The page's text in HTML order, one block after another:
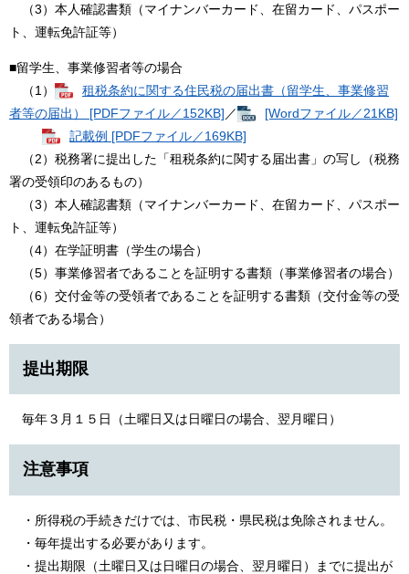
（3）本人確認書類（マイナンバーカード、在留カード、パスポー
ト、運転免許証等）
■留学生、事業修習者等の場合
（1）
租税条約に関する住民税の届出書（留学生、事業修習
者等の届出） [PDFファイル／152KB] ／
[Wordファイル／21KB]
記載例 [PDFファイル／169KB]
（2）税務署に提出した「租税条約に関する届出書」の写し（税務
署の受領印のあるもの）
（3）本人確認書類（マイナンバーカード、在留カード、パスポー
ト、運転免許証等）
（4）在学証明書（学生の場合）
（5）事業修習者であることを証明する書類（事業修習者の場合）
（6）交付金等の受領者であることを証明する書類（交付金等の受
領者である場合）
提出期限
毎年３月１５日（土曜日又は日曜日の場合、翌月曜日）
注意事項
・所得税の手続きだけでは、市民税・県民税は免除されません。
・毎年提出する必要があります。
・提出期限（土曜日又は日曜日の場合、翌月曜日）までに提出が